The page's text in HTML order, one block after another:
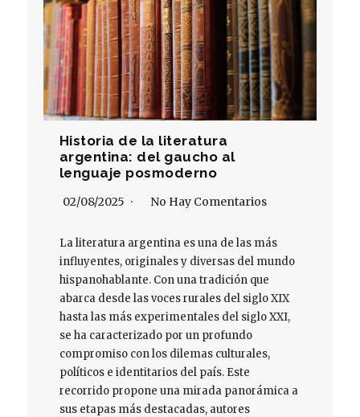
Historia de la literatura
argentina: del gaucho al
lenguaje posmoderno
02/08/2025 No Hay Comentarios
La literatura argentina es una de las más
influyentes, originales y diversas del mundo
hispanohablante. Con una tradición que
abarca desde las voces rurales del siglo XIX
hasta las más experimentales del siglo XXI,
se ha caracterizado por un profundo
compromiso con los dilemas culturales,
políticos e identitarios del país. Este
recorrido propone una mirada panorámica a
sus etapas más destacadas, autores